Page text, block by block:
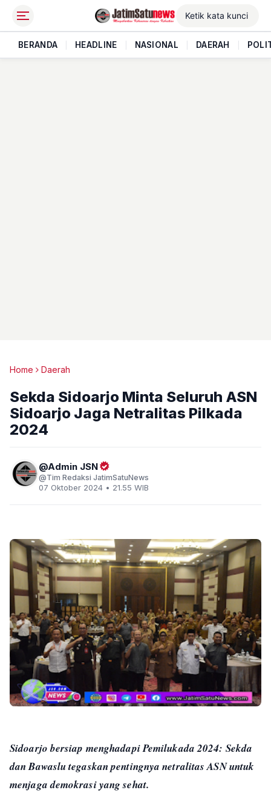
BERANDA HEADLINE NASIONAL DAERAH
Home Daerah
Sekda Sidoarjo Minta Seluruh ASN
Sidoarjo Jaga Netralitas Pilkada
2024
Admin JSN
Tim Redaksi JatimSatuNews
07 Oktober 2024 • 21.55 WIB
Sidoarjo bersiap menghadapi Pemilukada 2024: Sekda
dan Bawaslu tegaskan pentingnya netralitas ASN untuk
menjaga demokrasi yang sehat.